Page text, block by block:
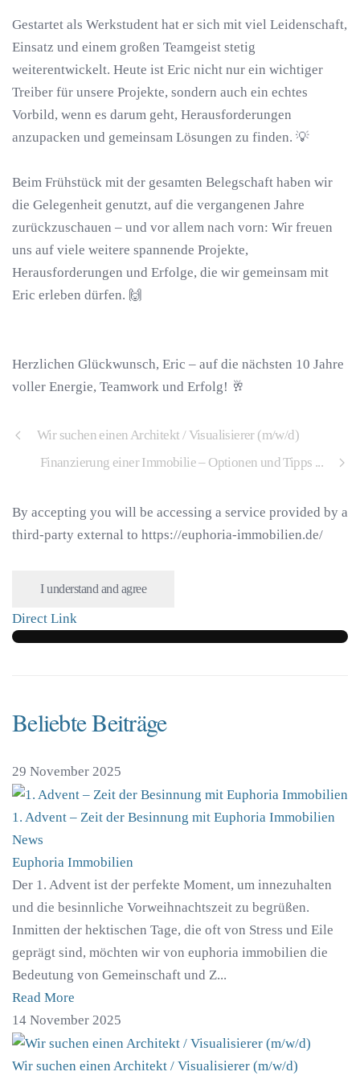
Gestartet als Werkstudent hat er sich mit viel Leidenschaft,
Einsatz und einem großen Teamgeist stetig
weiterentwickelt. Heute ist Eric nicht nur ein wichtiger
Treiber für unsere Projekte, sondern auch ein echtes
Vorbild, wenn es darum geht, Herausforderungen
anzupacken und gemeinsam Lösungen zu finden. 💡
Beim Frühstück mit der gesamten Belegschaft haben wir
die Gelegenheit genutzt, auf die vergangenen Jahre
zurückzuschauen – und vor allem nach vorn: Wir freuen
uns auf viele weitere spannende Projekte,
Herausforderungen und Erfolge, die wir gemeinsam mit
Eric erleben dürfen. 🙌
Herzlichen Glückwunsch, Eric – auf die nächsten 10 Jahre
voller Energie, Teamwork und Erfolg! 🥂
Wir suchen einen Architekt / Visualisierer (m/w/d)
Finanzierung einer Immobilie – Optionen und Tipps ...
By accepting you will be accessing a service provided by a
third-party external to https://euphoria-immobilien.de/
I understand and agree
Direct Link
Beliebte Beiträge
29 November 2025
1. Advent – Zeit der Besinnung mit Euphoria Immobilien
News
Euphoria Immobilien
Der 1. Advent ist der perfekte Moment, um innezuhalten
und die besinnliche Vorweihnachtszeit zu begrüßen.
Inmitten der hektischen Tage, die oft von Stress und Eile
geprägt sind, möchten wir von euphoria immobilien die
Bedeutung von Gemeinschaft und Z...
Read More
14 November 2025
Wir suchen einen Architekt / Visualisierer (m/w/d)